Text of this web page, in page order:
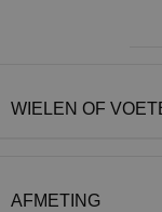
WIELEN OF
AFMETING